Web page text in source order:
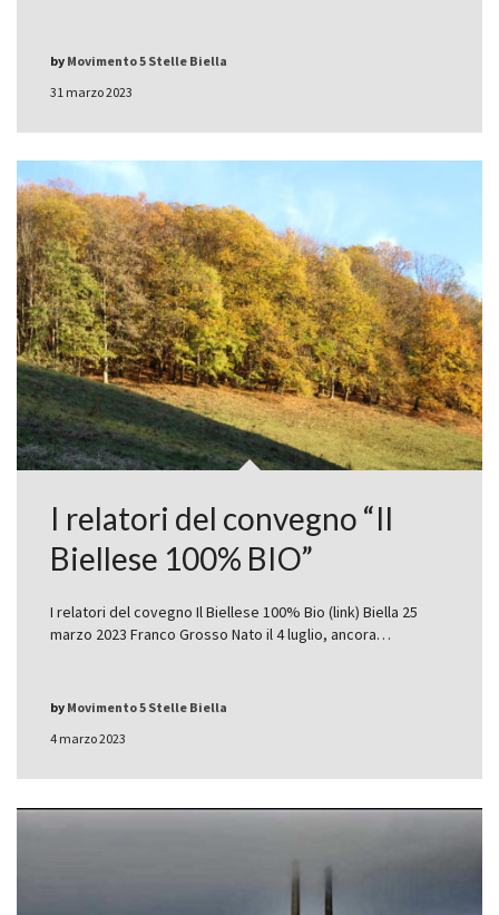
31 marzo 2023
by Movimento 5 Stelle Biella
I relatori del convegno “Il
Biellese 100% BIO”
I relatori del covegno Il Biellese 100% Bio (link) Biella 25
marzo 2023 Franco Grosso Nato il 4 luglio, ancora…
4 marzo 2023
by Movimento 5 Stelle Biella